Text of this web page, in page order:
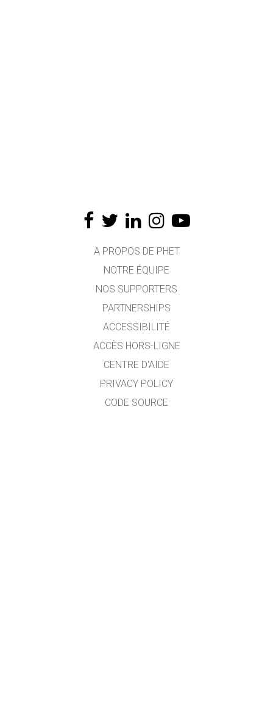
A PROPOS DE PHET
NOTRE ÉQUIPE
NOS SUPPORTERS
PARTNERSHIPS
ACCESSIBILITÉ
ACCÈS HORS-LIGNE
CENTRE D'AIDE
PRIVACY POLICY
CODE SOURCE